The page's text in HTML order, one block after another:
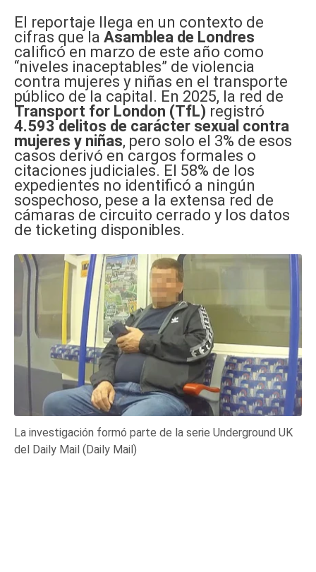
El reportaje llega en un contexto de
cifras que la Asamblea de Londres
calificó en marzo de este año como
“niveles inaceptables” de violencia
contra mujeres y niñas en el transporte
público de la capital. En 2025, la red de
Transport for London (TfL) registró
4.593 delitos de carácter sexual contra
mujeres y niñas, pero solo el 3% de esos
casos derivó en cargos formales o
citaciones judiciales. El 58% de los
expedientes no identificó a ningún
sospechoso, pese a la extensa red de
cámaras de circuito cerrado y los datos
de ticketing disponibles.
La investigación formó parte de la serie Underground UK
del Daily Mail (Daily Mail)